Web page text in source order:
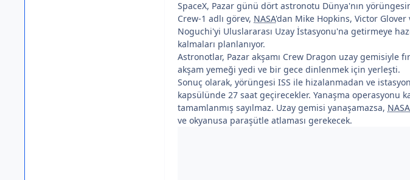
SpaceX, Pazar günü dört astronotu Dünya'nın
Crew-1 adlı görev, NASA'dan Mike Hopkins, Victor Glover
Noguchi'yi Uluslararası Uzay İstasyonu'na getirmeye
kalmaları planlanıyor.
Astronotlar, Pazar akşamı Crew Dragon uzay gemisiyle
akşam yemeği yedi ve bir gece dinlenmek için yerleşti.
Sonuç olarak, yörüngesi ISS ile hizalanmadan ve
kapsülünde 27 saat geçirecekler. Yanaşma operasyonu
tamamlanmış sayılmaz. Uzay gemisi yanaşamazsa, NASA
ve okyanusa paraşütle atlaması gerekecek.